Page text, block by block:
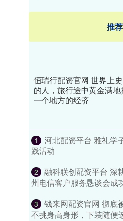
推
恒瑞行配资官网 世界上
的人，旅行途中黄金满地
一个地方的经济
1
河北配资平台 雅礼学
践活动
2
融科联创配资平台 深
州电信客户服务恳谈会成
3
钱来网配资官网 彻底
不挑身高身形，下装随便